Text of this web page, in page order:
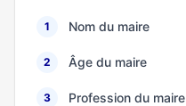
1 Nom du maire
2 Âge du maire
3 Profession du maire